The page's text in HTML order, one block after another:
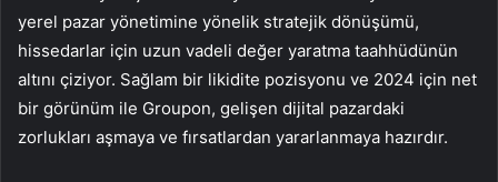
yerel pazar yönetimine yönelik stratejik dönüşümü,
hissedarlar için uzun vadeli değer yaratma taahhüdünün
altını çiziyor. Sağlam bir likidite pozisyonu ve 2024 için net
bir görünüm ile Groupon, gelişen dijital pazardaki
zorlukları aşmaya ve fırsatlardan yararlanmaya hazırdır.